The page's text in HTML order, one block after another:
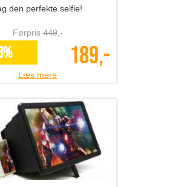
den perfekte selfie!
Førpris449,-
189,-
Læs mere